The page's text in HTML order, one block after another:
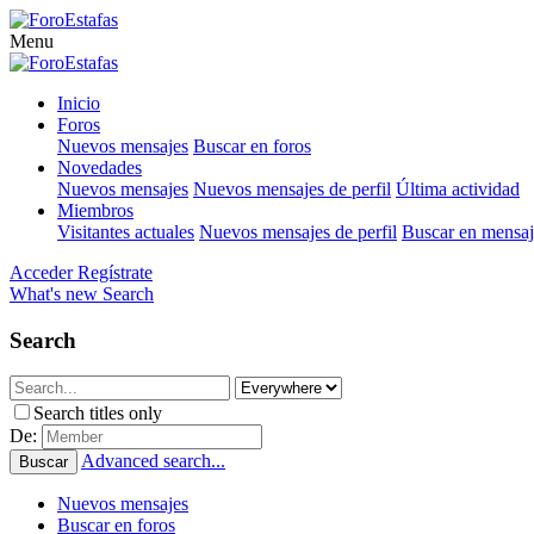
Menu
Inicio
Foros
Nuevos mensajes Buscar en foros
Novedades
Nuevos mensajes Nuevos mensajes de perfil Última actividad
Miembros
Visitantes actuales Nuevos mensajes de perfil Buscar en
Acceder Regístrate
What's new Search
Search
Search titles only
De:
Buscar Advanced search...
Nuevos mensajes
Buscar en foros